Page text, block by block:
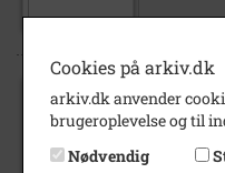
1890-
Cookies på arkiv.dk
arkiv.dk anvender
brugeroplevelse og til
Nødvendig